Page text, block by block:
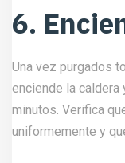
6.
Una vez purgados
enciende la caldera
minutos. Verifica
uniformemente y